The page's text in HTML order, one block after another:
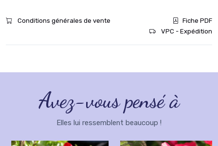
Conditions générales de vente
Fiche PDF
VPC - Expédition
Avez-vous pensé à
Elles lui ressemblent beaucoup !